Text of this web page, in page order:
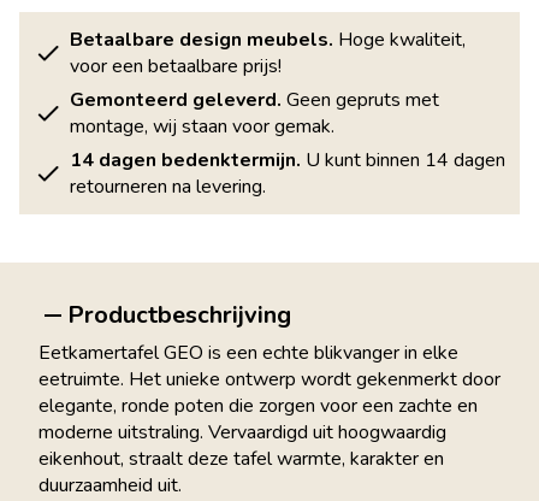
Betaalbare design meubels. Hoge kwaliteit,
voor een betaalbare prijs!
Gemonteerd geleverd. Geen gepruts met
montage, wij staan voor gemak.
14 dagen bedenktermijn. U kunt binnen 14 dagen
retourneren na levering.
Productbeschrijving
Eetkamertafel GEO is een echte blikvanger in elke
eetruimte. Het unieke ontwerp wordt gekenmerkt door
elegante, ronde poten die zorgen voor een zachte en
moderne uitstraling. Vervaardigd uit hoogwaardig
eikenhout, straalt deze tafel warmte, karakter en
duurzaamheid uit.